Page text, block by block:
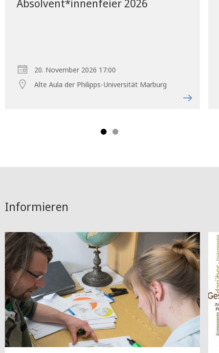
Absolvent*innenfeier 2026
20. November 2026 17:00
Alte Aula der Philipps-Universität Marburg
Informieren